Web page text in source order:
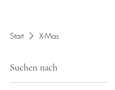
Start X-Mas
Suchen nach